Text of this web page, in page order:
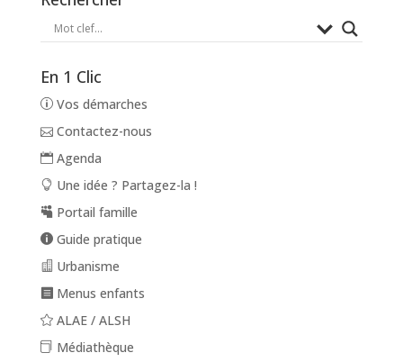
En 1 Clic
Vos démarches
Contactez-nous
Agenda
Une idée ? Partagez-la !
Portail famille
Guide pratique
Urbanisme
Menus enfants
ALAE / ALSH
Médiathèque